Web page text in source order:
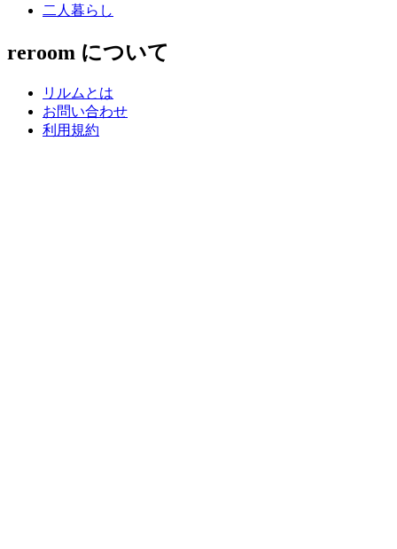
二人暮らし
reroom について
リルムとは
お問い合わせ
利用規約